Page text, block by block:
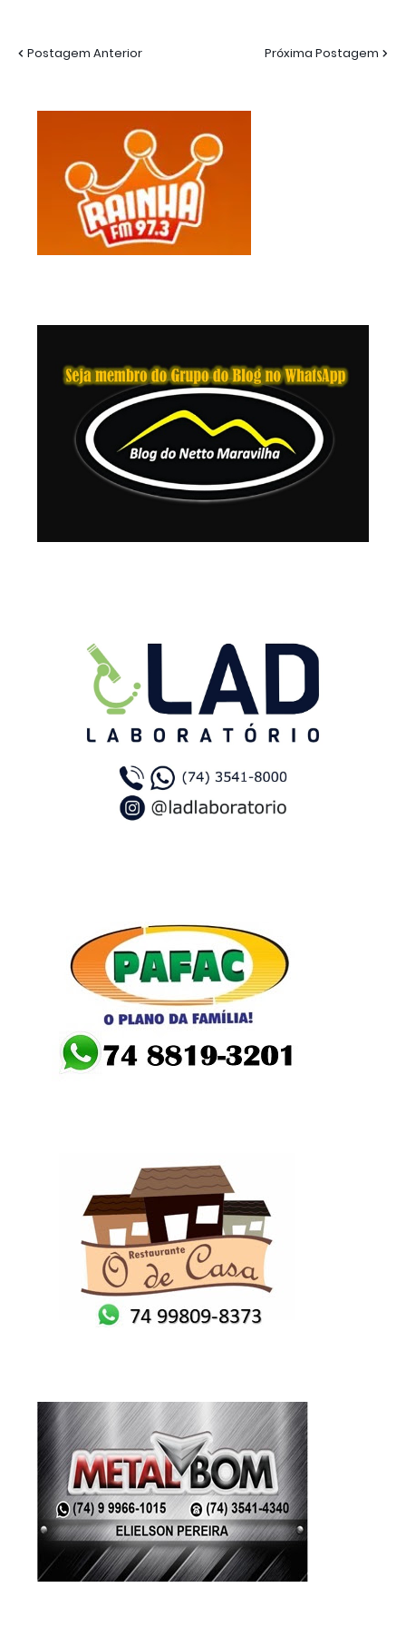
Postagem Anterior Próxima Postagem